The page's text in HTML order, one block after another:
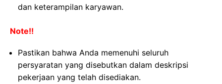
dan keterampilan karyawan.
Note!!
Pastikan bahwa Anda memenuhi seluruh
persyaratan yang disebutkan dalam deskripsi
pekerjaan yang telah disediakan.